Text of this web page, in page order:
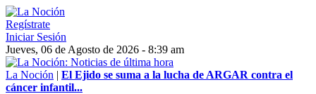
Regístrate
Iniciar Sesión
Jueves, 06 de Agosto de 2026 - 8:39 am
La Noción | El Ejido se suma a la lucha de ARGAR contra el
cáncer infantil...